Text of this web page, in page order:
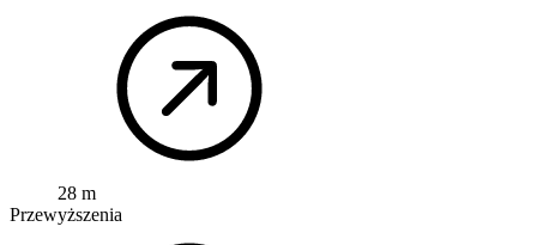
28 m
Przewyższenia